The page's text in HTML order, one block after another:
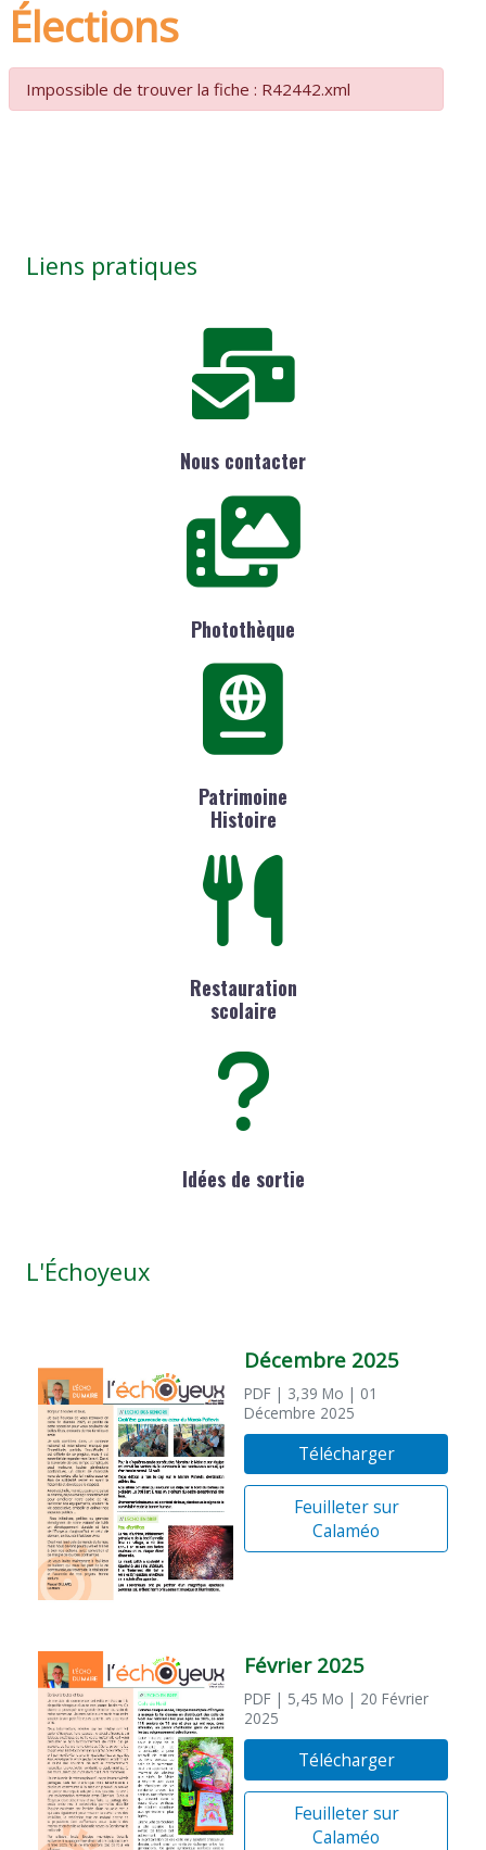
Élections
Impossible de trouver la fiche : R42442.xml
Liens pratiques
Nous contacter
Photothèque
Patrimoine
Histoire
Restauration
scolaire
Idées de sortie
L'Échoyeux
Décembre 2025
PDF | 3,39 Mo | 01
Décembre 2025
Télécharger
Feuilleter sur
Calaméo
Février 2025
PDF | 5,45 Mo | 20 Février
2025
Télécharger
Feuilleter sur
Calaméo